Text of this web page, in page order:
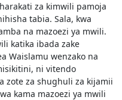
za kimwili pamoja
tabia. Sala, kwa
na mazoezi ya mwili.
katika ibada zake
Waislamu wenzako na
ni vitendo
zote za shughuli za kijamii
kama mazoezi ya mwili